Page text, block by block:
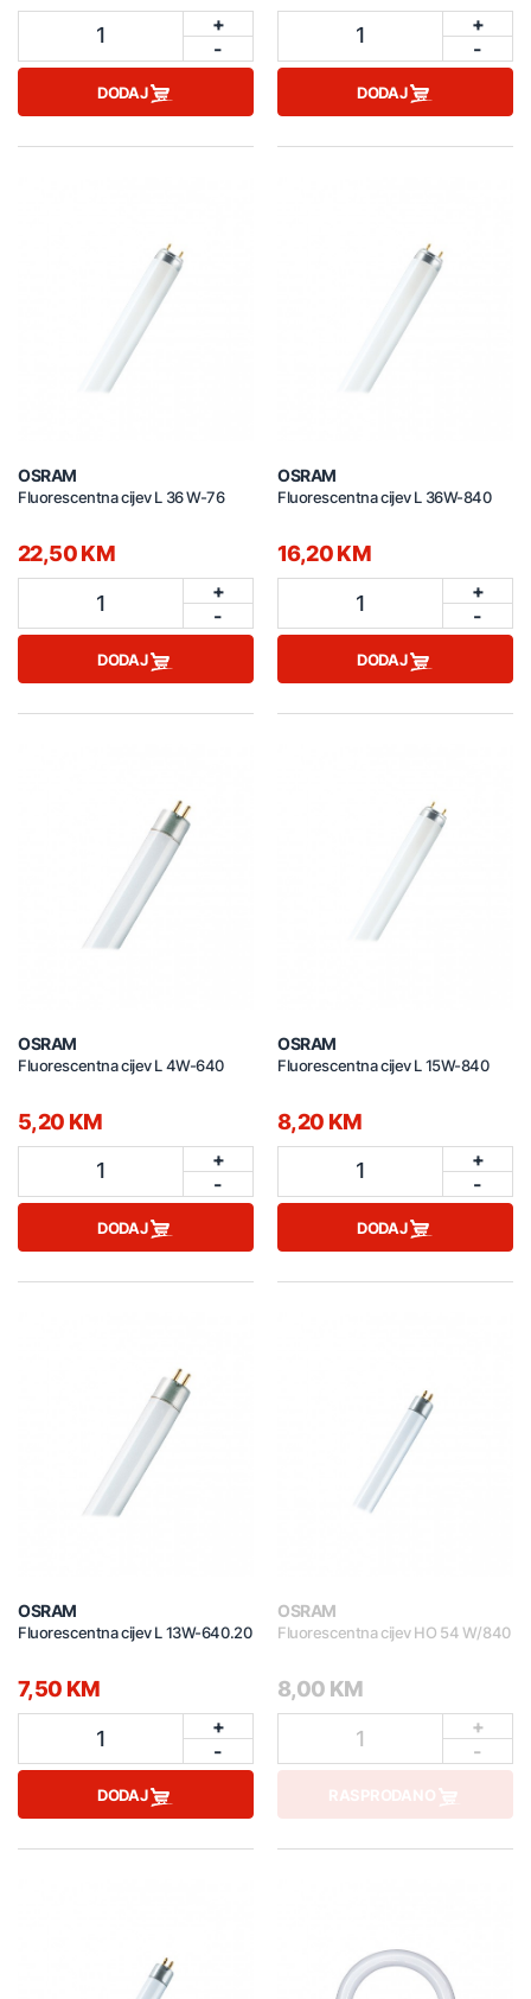
1
+
-
DODAJ
1
+
-
DODAJ
OSRAM
Fluorescentna cijev L 36 W-76
22,50 KM
1
+
-
DODAJ
OSRAM
Fluorescentna cijev L 36W-840
16,20 KM
1
+
-
DODAJ
OSRAM
Fluorescentna cijev L 4W-640
5,20 KM
1
+
-
DODAJ
OSRAM
Fluorescentna cijev L 15W-840
8,20 KM
1
+
-
DODAJ
OSRAM
Fluorescentna cijev L 13W-640.20
7,50 KM
1
+
-
DODAJ
OSRAM
Fluorescentna cijev HO 54 W/840
8,00 KM
1
+
-
RASPRODANO